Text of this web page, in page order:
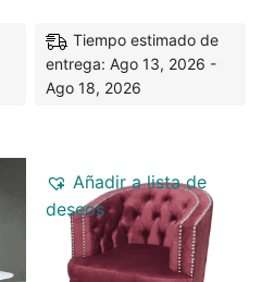
Tiempo estimado de
entrega: Ago 13, 2026 -
Ago 18, 2026
Añadir a lista de
deseos